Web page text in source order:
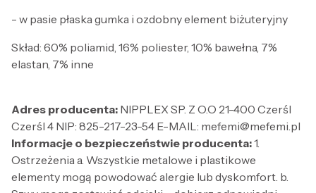
- w pasie płaska gumka i ozdobny element biżuteryjny
Skład: 60% poliamid, 16% poliester, 10% bawełna, 7%
elastan, 7% inne
Adres producenta: NIPPLEX SP. Z O.O 21-400 Czerśl
Czerśl 4 NIP: 825-217-23-54 E-MAIL: mefemi@mefemi.pl
Informacje o bezpieczeństwie producenta:1.
Ostrzeżenia a. Wszystkie metalowe i plastikowe
elementy mogą powodować alergie lub dyskomfort. b.